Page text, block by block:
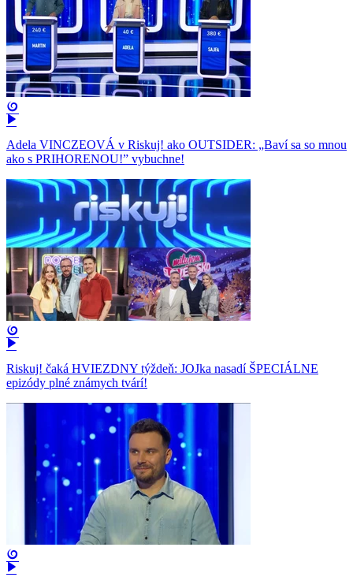
Adela VINCZEOVÁ v Riskuj! ako OUTSIDER: „Baví sa so mnou
ako s PRIHORENOU!” vybuchne!
Riskuj! čaká HVIEZDNY týždeň: JOJka nasadí ŠPECIÁLNE
epizódy plné známych tvárí!